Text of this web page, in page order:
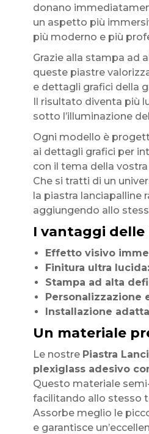
donano
un aspetto più
più moderno e più
Grazie alla stampa ad
queste piastre
e dettagli grafici della
Il risultato diventa più
sotto l’illuminazione
Ogni modello è
ai dettagli grafici per
con il tema della
Che si tratti di un
la piastra lanciapalline
aggiungendo allo
I vantaggi
Effetto visivo
Finitura ultra lucida:
Stampa ad alta
Personalizzazione
Installazione
Un materiale
Le nostre Piastra
plexiglass adesivo
Questo materiale
facilitando allo stesso
Assorbe meglio le
e garantisce